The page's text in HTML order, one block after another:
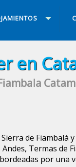
en
de Fiambalá
Termas de
por una